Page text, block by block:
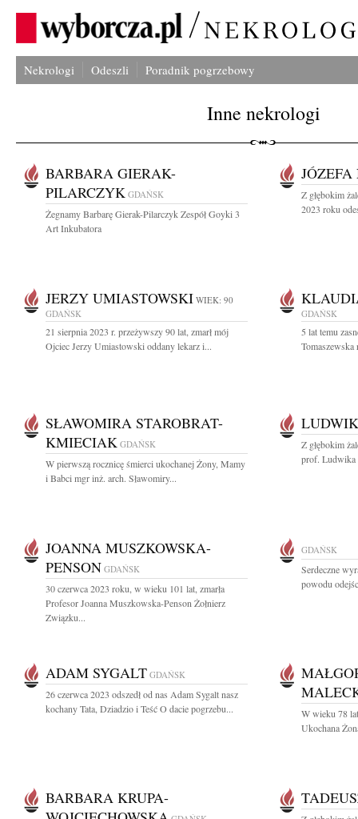
Nekrologi Odeszli Poradnik pogrzebowy
Inne nekrologi
BARBARA GIERAK-
PILARCZYK GDAŃSK
Żegnamy Barbarę Gierak-Pilarczyk Zespół Goyki 3
Art Inkubatora
Z głębokim
2023 roku
JERZY UMIASTOWSKI WIEK: 90
GDAŃSK
21 sierpnia 2023 r. przeżywszy 90 lat, zmarł mój
Ojciec Jerzy Umiastowski oddany lekarz i...
GDAŃSK
5 lat temu
SŁAWOMIRA STAROBRAT-
KMIECIAK GDAŃSK
W pierwszą rocznicę śmierci ukochanej Żony, Mamy
i Babci mgr inż. arch. Sławomiry...
Z głębokim
prof. Ludwika
JOANNA MUSZKOWSKA-
PENSON GDAŃSK
30 czerwca 2023 roku, w wieku 101 lat, zmarła
Profesor Joanna Muszkowska-Penson Żołnierz
Związku...
GDAŃSK
Serdeczne
powodu
ADAM SYGALT GDAŃSK
26 czerwca 2023 odszedł od nas Adam Sygalt nasz
kochany Tata, Dziadzio i Teść O dacie pogrzebu...
W wieku 78
Ukochana
BARBARA KRUPA-